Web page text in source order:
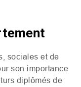
sociales et de
son importance
diplômés de